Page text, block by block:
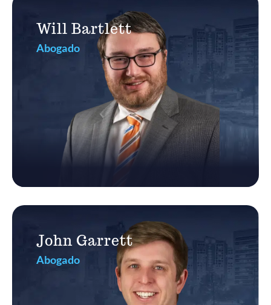
Will Bartlett
Abogado
John Garrett
Abogado